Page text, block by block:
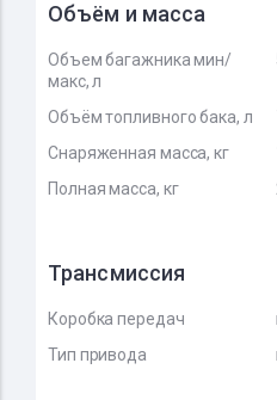
Объём и масса
Объем багажника мин/
макс, л
Объём топливного бака, л
Снаряженная масса, кг
Полная масса, кг
Трансмиссия
Коробка передач
Тип привода